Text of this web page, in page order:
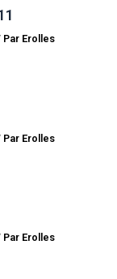
Erolles
Erolles
Erolles